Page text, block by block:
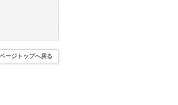
ページトップへ戻る